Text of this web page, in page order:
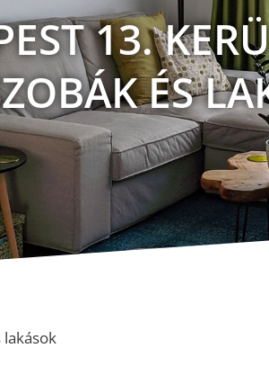
13.
ÉS